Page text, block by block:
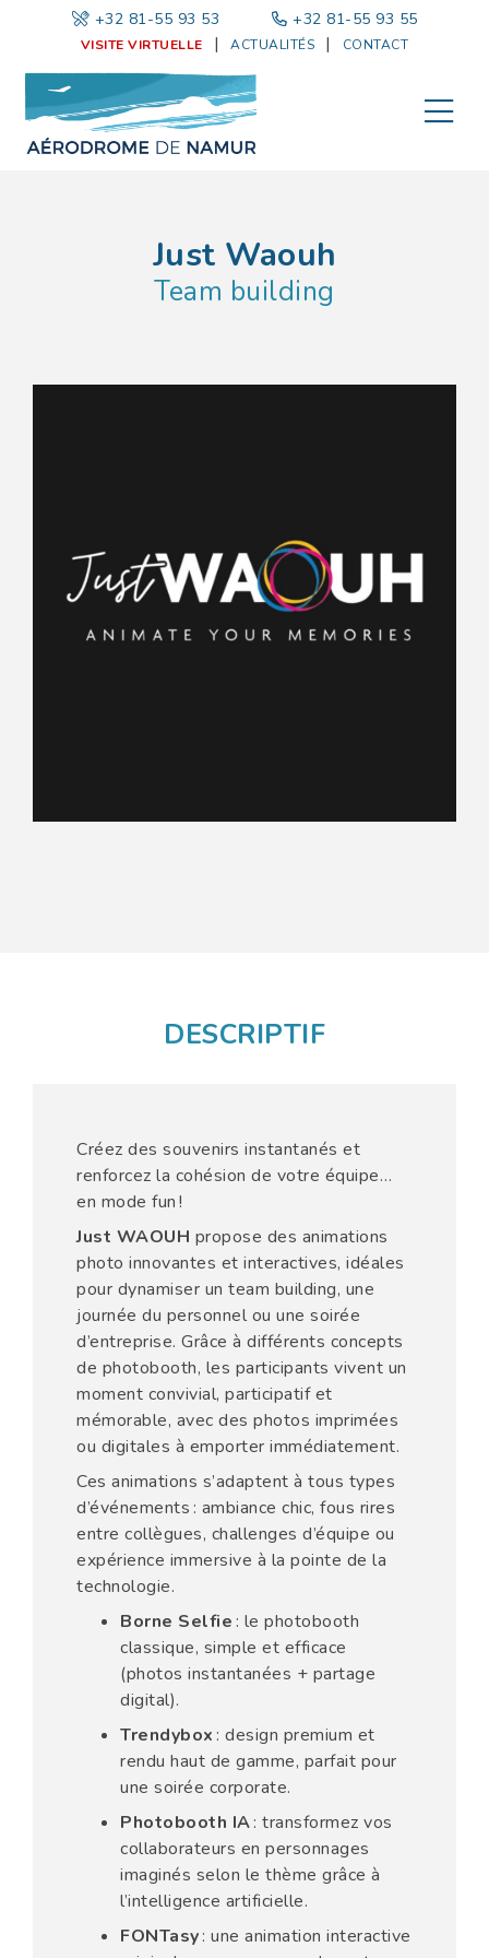
+32 81-55 93 53 +32 81-55 93 55
VISITE VIRTUELLE ACTUALITÉS CONTACT
Just Waouh
Team building
DESCRIPTIF
Créez des souvenirs instantanés et
renforcez la cohésion de votre équipe…
en mode fun !
Just WAOUH propose des animations
photo innovantes et interactives, idéales
pour dynamiser un team building, une
journée du personnel ou une soirée
d’entreprise. Grâce à différents concepts
de photobooth, les participants vivent un
moment convivial, participatif et
mémorable, avec des photos imprimées
ou digitales à emporter immédiatement.
Ces animations s’adaptent à tous types
d’événements : ambiance chic, fous rires
entre collègues, challenges d’équipe ou
expérience immersive à la pointe de la
technologie.
Borne Selfie : le photobooth
classique, simple et efficace
(photos instantanées + partage
digital).
Trendybox : design premium et
rendu haut de gamme, parfait pour
une soirée corporate.
Photobooth IA: transformez vos
collaborateurs en personnages
imaginés selon le thème grâce à
l’intelligence artificielle.
FONTasy: une animation interactive